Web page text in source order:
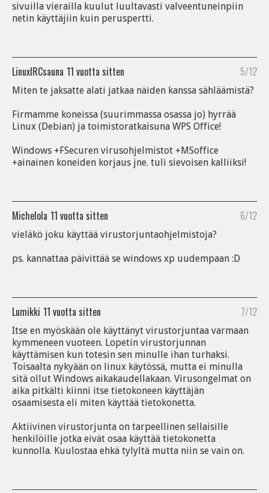
sivuilla vierailla kuulut luultavasti valveentuneinpiin
netin käyttäjiin kuin peruspertti.
LinuxIRCsauna 11 vuotta sitten 5/12
Miten te jaksatte alati jatkaa näiden kanssa sähläämistä?
Firmamme koneissa (suurimmassa osassa jo) hyrrää
Linux (Debian) ja toimistoratkaisuna WPS Office!
Windows +FSecuren virusohjelmistot +MSoffice
+ainainen koneiden korjaus jne. tuli sievoisen kalliiksi!
Michelola 11 vuotta sitten 6/12
vieläkö joku käyttää virustorjuntaohjelmistoja?
ps. kannattaa päivittää se windows xp uudempaan :D
Lumikki 11 vuotta sitten 7/12
Itse en myöskään ole käyttänyt virustorjuntaa varmaan
kymmeneen vuoteen. Lopetin virustorjunnan
käyttämisen kun totesin sen minulle ihan turhaksi.
Toisaalta nykyään on linux käytössä, mutta ei minulla
sitä ollut Windows aikakaudellakaan. Virusongelmat on
aika pitkälti kiinni itse tietokoneen käyttäjän
osaamisesta eli miten käyttää tietokonetta.
Aktiivinen virustorjunta on tarpeellinen sellaisille
henkilöille jotka eivät osaa käyttää tietokonetta
kunnolla. Kuulostaa ehkä tylyltä mutta niin se vain on.